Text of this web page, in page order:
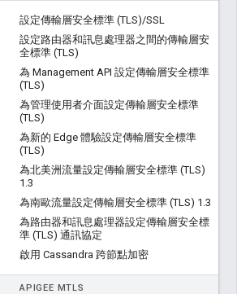
設定傳輸層安全標準 (TLS)/SSL
設定路由器和訊息處理器之間的傳輸層安
全標準 (TLS)
為 Management API 設定傳輸層安全標準
(TLS)
為管理使用者介面設定傳輸層安全標準
(TLS)
為新的 Edge 體驗設定傳輸層安全標準
(TLS)
為北美洲流量設定傳輸層安全標準 (TLS)
1 .3
為南歐流量設定傳輸層安全標準 (TLS) 1 .3
為路由器和訊息處理器設定傳輸層安全標
準 (TLS) 通訊協定
啟用 Cassandra 跨節點加密
APIGEE MTLS